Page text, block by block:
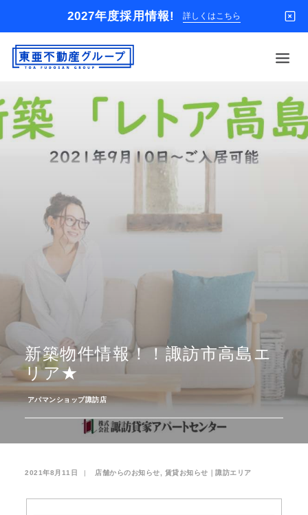
2027年度採用情報! 詳しくはこちら
借りる
買う
入居者様専用
解約のお申込み
企業情報
お問い合わせ
新築物件情報！！諏訪市高島エ
リア★
アパマンショップ諏訪店
2021年8月11日 | 店舗からのお知らせ 賃貸お知らせ｜諏訪エリア